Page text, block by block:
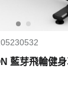
藍芽飛輪健